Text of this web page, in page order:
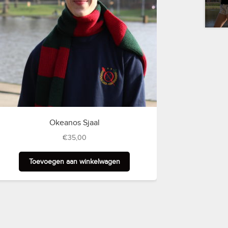
Okeanos Sjaal
€35,00
Toevoegen aan winkelwagen